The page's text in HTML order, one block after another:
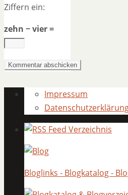
Ziffern ein:
zehn − vier =
Impressum
Bloglinks - Blogkatalog -